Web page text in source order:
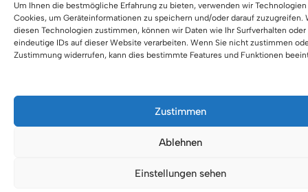
Um Ihnen die bestmögliche Erfahrung zu bieten, verwenden wir
Cookies, um Geräteinformationen zu speichern und/oder darauf zuzugreifen.
diesen Technologien zustimmen, können wir Daten wie Ihr Surfverhalten oder
eindeutige IDs auf dieser Website verarbeiten. Wenn Sie nicht zustimmen
Zustimmung widerrufen, kann dies bestimmte Features und Funktionen
Zustimmen
Ablehnen
Einstellungen sehen